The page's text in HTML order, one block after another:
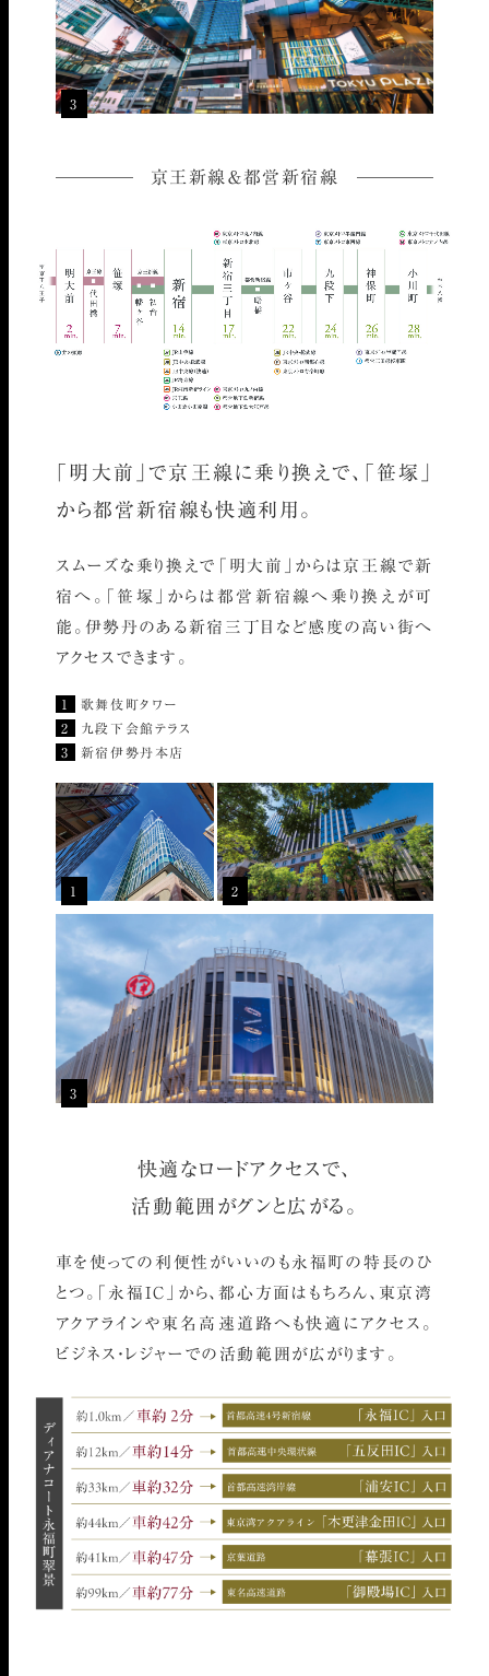
3
京王新線＆都営新宿線
「明大前」で京王線に乗り換えで、
「笹塚」
から都営新宿線も快適利用。
スムーズな乗り換えで「明大前」からは京王線で新
宿へ。「笹塚」からは都営新宿線へ乗り換えが可
能。伊勢丹のある新宿三丁目など感度の高い街へ
アクセスできます。
1
歌舞伎町タワー
2
九段下会館テラス
3
新宿伊勢丹本店
1 2
3
快適なロードアクセスで、
活動範囲がグンと広がる。
車を使っての利便性がいいのも永福町の特長のひ
とつ。
「永福IC」から、都心方面はもちろん、東京湾
アクアラインや東名高速道路へも快適にアクセス。
ビジネス・レジャーでの活動範囲が広がります。